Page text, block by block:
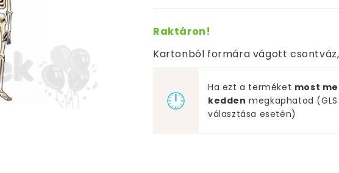
Raktáron!
Kartonból formára vágott
Ha ezt a terméket most
kedden megkaphatod
választása esetén)